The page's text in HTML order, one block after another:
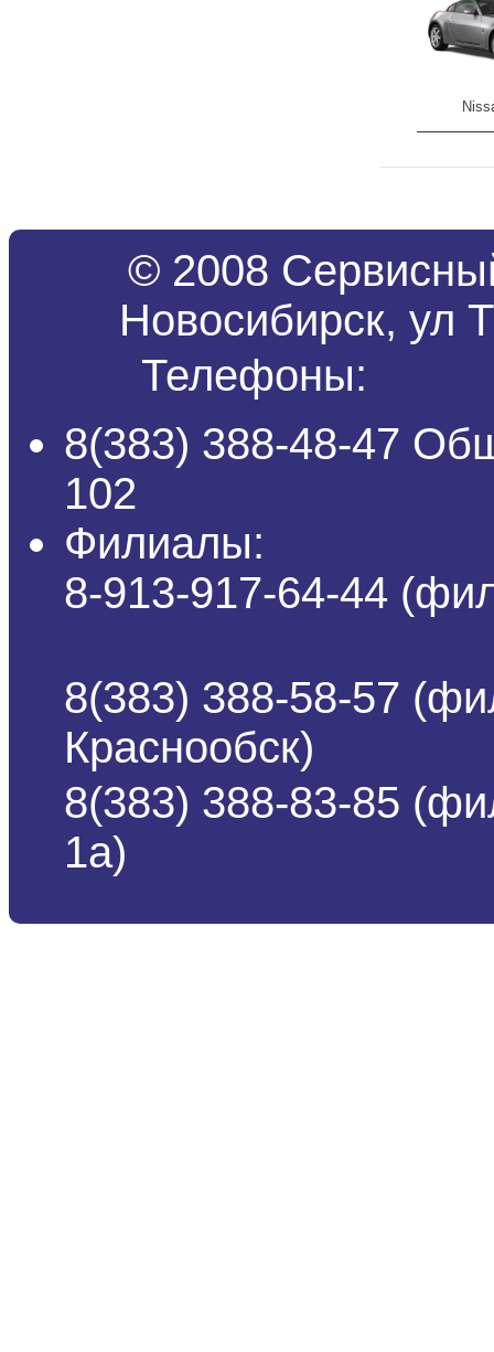
© 2008
Новосибирск, ул
Телефоны:
8(383) 388-48-47
102
Филиалы:
8-913-917-64-44
8(383) 388-58-57
Краснообск)
8(383) 388-83-85
1а)